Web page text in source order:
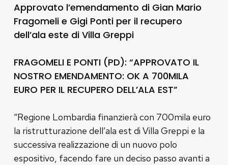
Approvato l’emendamento di Gian Mario
Fragomeli e Gigi Ponti per il recupero
dell’ala este di Villa Greppi
FRAGOMELI E PONTI (PD): “APPROVATO IL
NOSTRO EMENDAMENTO: OK A 700MILA
EURO PER IL RECUPERO DELL’ALA EST”
“Regione Lombardia finanzierà con 700mila euro
la ristrutturazione dell’ala est di Villa Greppi e la
successiva realizzazione di un nuovo polo
espositivo, facendo fare un deciso passo avanti a